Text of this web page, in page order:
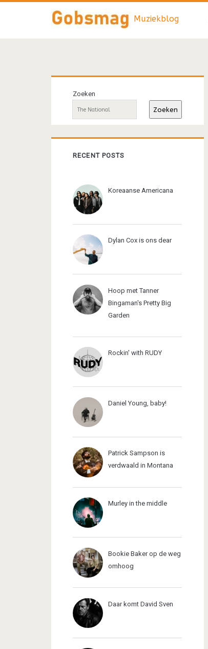
Muziekblog
Primaire
sidebar
Zoeken
Zoeken
RECENT POSTS
Koreaanse Americana
Dylan Cox is ons dear
Hoop met Tanner
Bingaman's Pretty Big
Garden
Rockin' with RUDY
Daniel Young, baby!
Patrick Sampson is
verdwaald in Montana
Murley in the middle
Bookie Baker op de weg
omhoog
Daar komt David Sven